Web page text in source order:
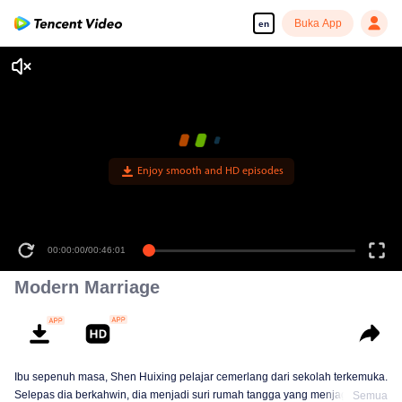
en Buka App
Enjoy smooth and HD episodes
00:00:00/00:46:01
Modern Marriage
Ibu sepenuh masa, Shen Huixing pelajar cemerlang dari sekolah terkemuka.
Selepas dia berkahwin, dia menjadi suri rumah tangga yang menjaga suami
Semua